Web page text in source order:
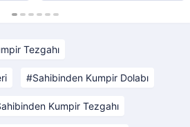
Tezgahı
Sahibinden Kumpir Dolabı
Kumpir Tezgahı